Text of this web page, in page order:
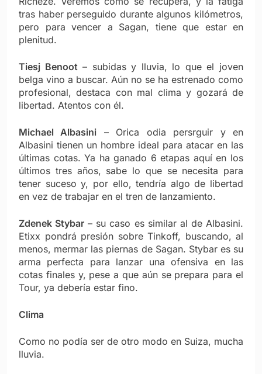
tras haber perseguido durante algunos kilómetros,
pero para vencer a Sagan, tiene que estar en
plenitud.
Tiesj Benoot – subidas y lluvia, lo que el joven
belga vino a buscar. Aún no se ha estrenado como
profesional, destaca con mal clima y gozará de
libertad. Atentos con él.
Michael Albasini – Orica odia persrguir y en
Albasini tienen un hombre ideal para atacar en las
últimas cotas. Ya ha ganado 6 etapas aquí en los
últimos tres años, sabe lo que se necesita para
tener suceso y, por ello, tendría algo de libertad
en vez de trabajar en el tren de lanzamiento.
Zdenek Stybar – su caso es similar al de Albasini.
Etixx pondrá presión sobre Tinkoff, buscando, al
menos, mermar las piernas de Sagan. Stybar es su
arma perfecta para lanzar una ofensiva en las
cotas finales y, pese a que aún se prepara para el
Tour, ya debería estar fino.
Clima
Como no podía ser de otro modo en Suiza, mucha
lluvia.